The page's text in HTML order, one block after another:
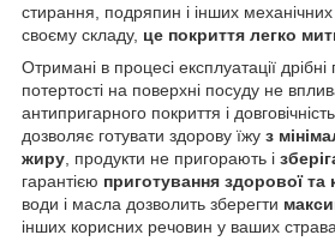
стирання, подряпин і інших
своєму складу, це покриття легко
Отримані в процесі експлуатації
потертості на поверхні посуду не
антипригарного покриття і
дозволяє готувати здорову їжу з
жиру , продукти не пригорають і
гарантією приготування здорової та
води і масла дозволить зберегти
інших корисних речовин у ваших